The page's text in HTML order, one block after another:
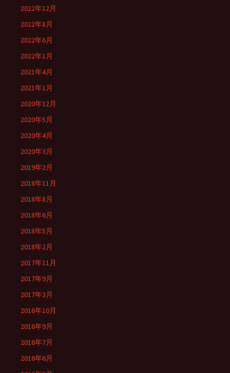
2022年12月
2022年8月
2022年6月
2022年1月
2021年4月
2021年1月
2020年12月
2020年5月
2020年4月
2020年3月
2019年2月
2018年11月
2018年8月
2018年6月
2018年5月
2018年2月
2017年11月
2017年9月
2017年3月
2016年10月
2016年9月
2016年7月
2016年6月